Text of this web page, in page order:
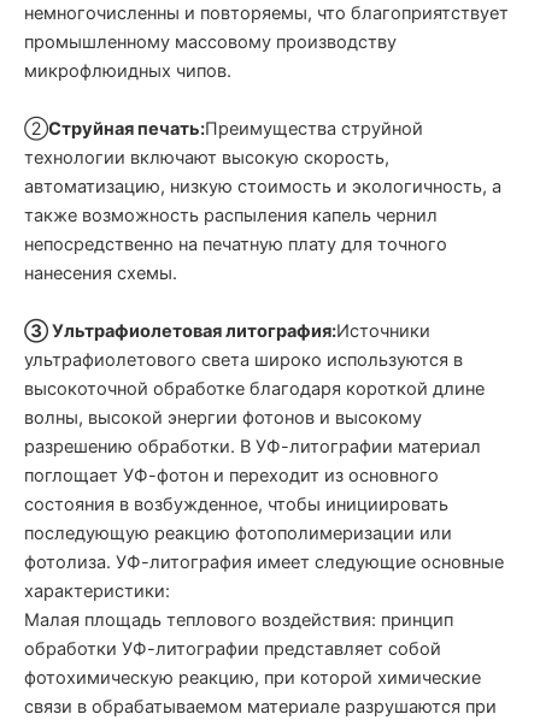
немногочисленны и повторяемы, что благоприятствует
промышленному массовому производству
микрофлюидных чипов.
②Струйная печать:Преимущества струйной
технологии включают высокую скорость,
автоматизацию, низкую стоимость и экологичность, а
также возможность распыления капель чернил
непосредственно на печатную плату для точного
нанесения схемы.
③ Ультрафиолетовая литография:Источники
ультрафиолетового света широко используются в
высокоточной обработке благодаря короткой длине
волны, высокой энергии фотонов и высокому
разрешению обработки. В УФ-литографии материал
поглощает УФ-фотон и переходит из основного
состояния в возбужденное, чтобы инициировать
последующую реакцию фотополимеризации или
фотолиза. УФ-литография имеет следующие основные
характеристики:
Малая площадь теплового воздействия: принцип
обработки УФ-литографии представляет собой
фотохимическую реакцию, при которой химические
связи в обрабатываемом материале разрушаются при